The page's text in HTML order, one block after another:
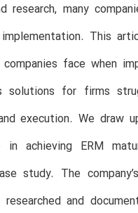
research, many
This
companies face when
solutions for firms
execution. We draw
in achieving ERM
study. The
and